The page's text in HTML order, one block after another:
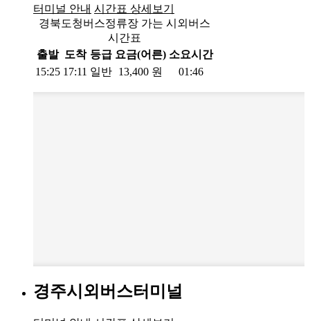
터미널 안내 시간표 상세보기
경북도청버스정류장 가는 시외버스
시간표
출발 도착 등급 요금(어른) 소요시간
15:25 17:11 일반 13,400 원 01:46
경주시외버스터미널